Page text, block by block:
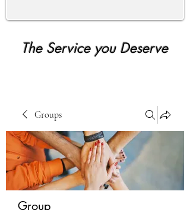
The Service you Deserve
Groups
Group